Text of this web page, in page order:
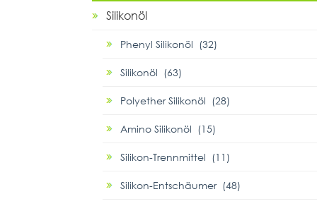
Silikonöl
Phenyl Silikonöl (32)
Silikonöl (63)
Polyether Silikonöl (28)
Amino Silikonöl (15)
Silikon-Trennmittel (11)
Silikon-Entschäumer (48)